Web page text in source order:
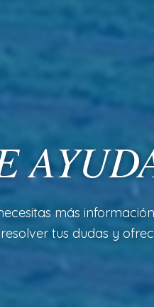
más
tus dudas y